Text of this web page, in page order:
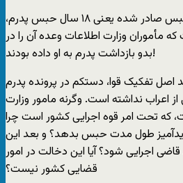
جالب است بدانيد که حکم حبس صادر شده يعنی ١٨ سال حبس پدرم،
مأموران وزارت اطلاعات وعده آن را در
بدو بازداشت پدرم به او داده بودند!
اصل تفکيک قوا، دستکم در پرونده پدرم
اعراب نداشته است. وگرنه مامور وزارت
که تحت امر قوه اجرايی کشور است چرا
طول مدت حبس بدهد؟ و بعد اين
اجرايی شود؟ آيا اين دخالت در امور
قضايی کشور نيست؟